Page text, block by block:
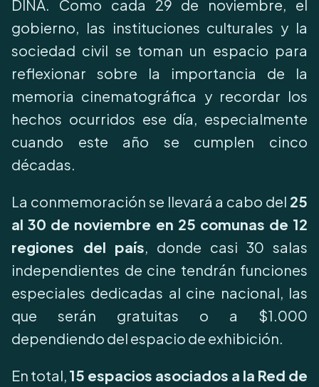
DINA. Como cada 29 de noviembre, el
gobierno, las instituciones culturales y la
sociedad civil se toman un espacio para
reflexionar sobre la importancia de la
memoria cinematográfica y recordar los
hechos ocurridos ese día, especialmente
cuando este año se cumplen cinco
décadas.
La conmemoración se llevará a cabo del 25
al 30 de noviembre en 25 comunas de 12
regiones del país, donde casi 30 salas
independientes de cine tendrán funciones
especiales dedicadas al cine nacional, las
que serán gratuitas o a $1.000
dependiendo del espacio de exhibición.
En total, 15 espacios asociados a la Red de